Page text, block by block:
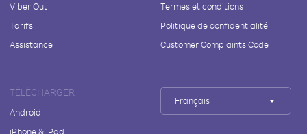
Viber Out
Tarifs
Assistance
Termes et conditions
Politique de confidentialité
Customer Complaints Code
TÉLÉCHARGER
Android
iPhone & iPad
Français